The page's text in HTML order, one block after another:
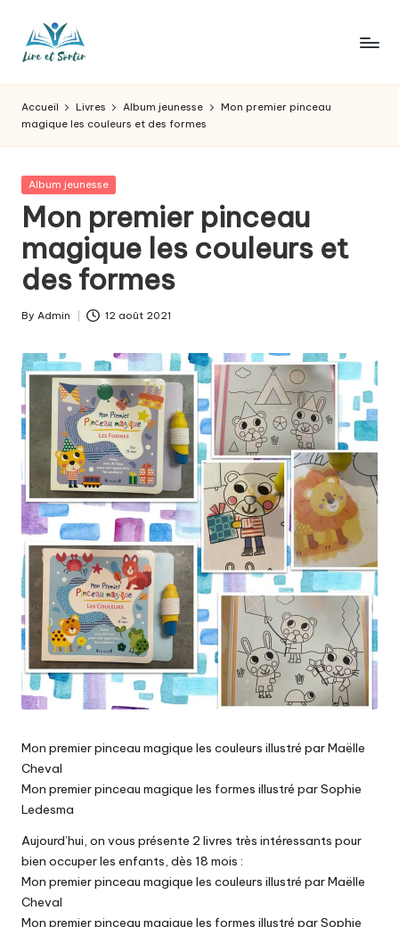
L
ir
e
e
t
s
o
r
t
ir
pour
goûts,
des
sorties
pour
tous
les
Accueil Livres Album jeunesse
Mon premier pinceau
magique les couleurs et des formes
Posted
Album jeunesse
Mon premier pinceau
magique les couleurs et
des formes
Posted
By Admin 12 août 2021
Mon premier pinceau magique les couleurs illustré par Maëlle
Cheval
Mon premier pinceau magique les formes illustré par Sophie
Ledesma
Aujourd’hui, on vous présente 2 livres très intéressants pour
bien occuper les enfants, dès 18 mois :
Mon premier pinceau magique les couleurs illustré par Maëlle
Cheval
Mon premier pinceau magique les formes illustré par Sophie